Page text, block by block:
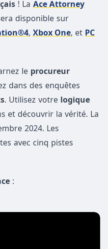
! La Ace Attorney
disponible sur
, Xbox One, et PC
le procureur
dans des enquêtes
. Utilisez votre logique
et découvrir la vérité. La
2024. Les
avec cinq pistes
: